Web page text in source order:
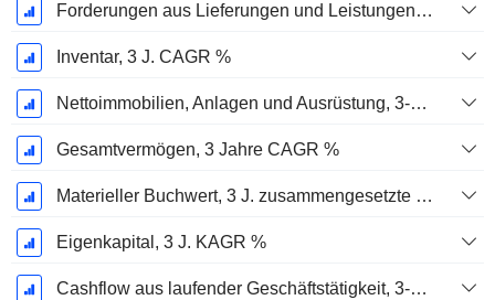
Forderungen aus Lieferungen und Leistungen, 3-Jahres-CAGR %
Inventar, 3 J. CAGR %
Nettoimmobilien, Anlagen und Ausrüstung, 3-Jahres-CAGR %
Gesamtvermögen, 3 Jahre CAGR %
Materieller Buchwert, 3 J. zusammengesetzte jährliche Wachstumsrate %
Eigenkapital, 3 J. KAGR %
Cashflow aus laufender Geschäftstätigkeit, 3-Jahres-CAGR %